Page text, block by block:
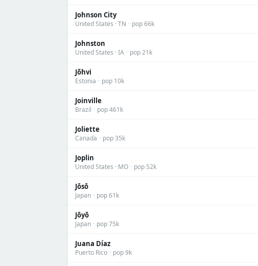
Johnson City
United States · TN · pop 66k
Johnston
United States · IA · pop 21k
Jõhvi
Estonia · pop 10k
Joinville
Brazil · pop 461k
Joliette
Canada · pop 35k
Joplin
United States · MO · pop 52k
Jōsō
Japan · pop 61k
Jōyō
Japan · pop 75k
Juana Díaz
Puerto Rico · pop 9k